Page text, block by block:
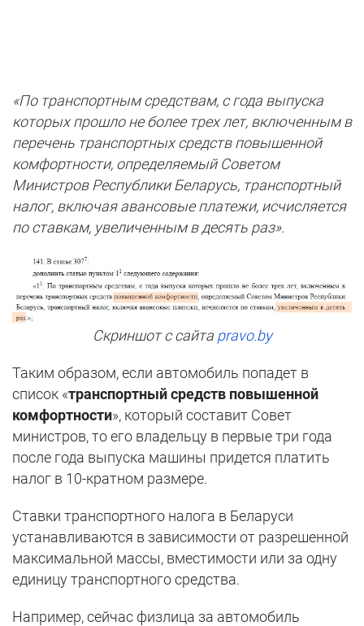
«По транспортным средствам, с года выпуска
которых прошло не более трех лет, включенным в
перечень транспортных средств повышенной
комфортности, определяемый Советом
Министров Республики Беларусь, транспортный
налог, включая авансовые платежи, исчисляется
по ставкам, увеличенным в десять раз».
Скриншот с сайта pravo.by
Таким образом, если автомобиль попадет в
список «транспортный средств повышенной
комфортности», который составит Совет
министров, то его владельцу в первые три года
после года выпуска машины придется платить
налог в 10-кратном размере.
Ставки транспортного налога в Беларуси
устанавливаются в зависимости от разрешенной
максимальной массы, вместимости или за одну
единицу транспортного средства.
Например, сейчас физлица за автомобиль